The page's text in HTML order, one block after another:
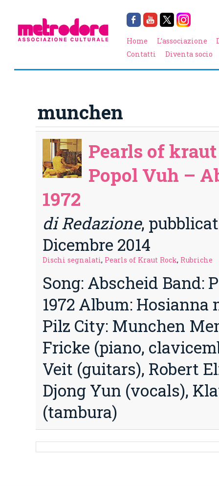
Home L’associazione
Contatti
Diventa socio
munchen
Pearls of
Popol Vuh –
1972
di Redazione,
Dicembre 2014
Dischi segnalati, Pearls of Kraut Rock, Rubriche
Song: Abscheid Band:
1972 Album: Hosianna
Pilz City: Munchen
Fricke (piano,
Veit (guitars), Robert
Djong Yun (vocals),
(tambura)